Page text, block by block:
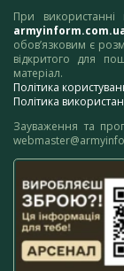
При
обов’язковим є
відкритого для
матеріал.
Політика
Політика
Зауваження та